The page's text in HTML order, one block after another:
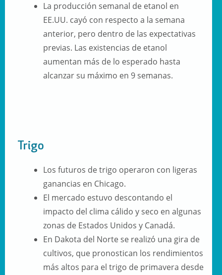
La producción semanal de etanol en
EE.UU. cayó con respecto a la semana
anterior, pero dentro de las expectativas
previas. Las existencias de etanol
aumentan más de lo esperado hasta
alcanzar su máximo en 9 semanas.
Trigo
Los futuros de trigo operaron con ligeras
ganancias en Chicago.
El mercado estuvo descontando el
impacto del clima cálido y seco en algunas
zonas de Estados Unidos y Canadá.
En Dakota del Norte se realizó una gira de
cultivos, que pronostican los rendimientos
más altos para el trigo de primavera desde